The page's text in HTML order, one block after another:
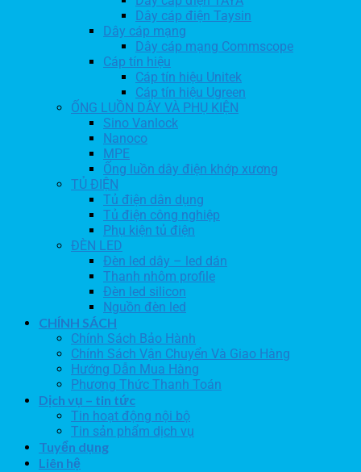
Dây cáp điện Taysin
Dây cáp mạng
Dây cáp mạng Commscope
Cáp tín hiệu
Cáp tín hiệu Unitek
Cáp tín hiệu Ugreen
ỐNG LUỒN DÂY VÀ PHỤ KIỆN
Sino Vanlock
Nanoco
MPE
Ống luồn dây điện khớp xương
TỦ ĐIỆN
Tủ điện dân dụng
Tủ điện công nghiệp
Phụ kiện tủ điện
ĐÈN LED
Đèn led dây – led dán
Thanh nhôm profile
Đèn led silicon
Nguồn đèn led
CHÍNH SÁCH
Chính Sách Bảo Hành
Chính Sách Vận Chuyển Và Giao Hàng
Hướng Dẫn Mua Hàng
Phương Thức Thanh Toán
Dịch vụ – tin tức
Tin hoạt động nội bộ
Tin sản phẩm dịch vụ
Tuyển dụng
Liên hệ